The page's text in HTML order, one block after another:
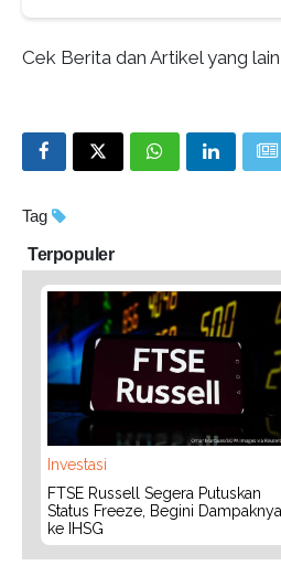
Cek Berita dan Artikel yang
Tag
Terpopuler
Investasi
FTSE Russell Segera Putuskan
Status Freeze, Begini Dampaknya
ke IHSG